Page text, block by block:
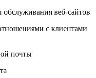
веб-сайтов
с клиентами
почты